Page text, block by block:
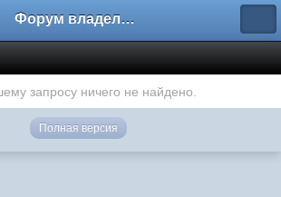
Форум владельцев интернет-магазинов
запросу ничего не найдено.
Полная версия